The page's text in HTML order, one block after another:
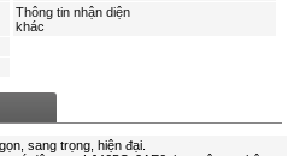
Thông tin nhận diện
khác